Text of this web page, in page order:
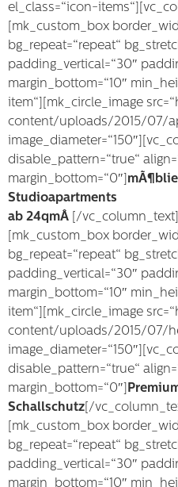
el_class=“icon-
[mk_custom_box
bg_repeat=“repeat“
padding_vertical=“30″
margin_bottom=“10″
item“][mk_circle_image
content/uploads/2015/07/
disable_pattern=“true“
margin_bottom=“0″]
Studioapartments
ab 24qmÂ
[/
[mk_custom_box
bg_repeat=“repeat“
padding_vertical=“30″
margin_bottom=“10″
item“][mk_circle_image
content/uploads/2015/07/
disable_pattern=“true“
margin_bottom=“0″]
Schallschutz [/
[mk_custom_box
bg_repeat=“repeat“
padding_vertical=“30″
margin_bottom=“10″